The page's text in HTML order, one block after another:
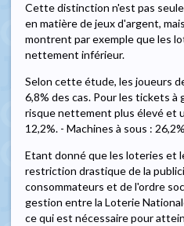
Cette distinction n'est pas
en matière de jeux d'argent,
montrent par exemple que les
nettement inférieur.
Selon cette étude, les joueurs
6,8% des cas. Pour les tickets
risque nettement plus élevé et
12,2%. - Machines à sous :
Etant donné que les loteries et
restriction drastique de la
consommateurs et de l'ordre
gestion entre la Loterie
ce qui est nécessaire pour